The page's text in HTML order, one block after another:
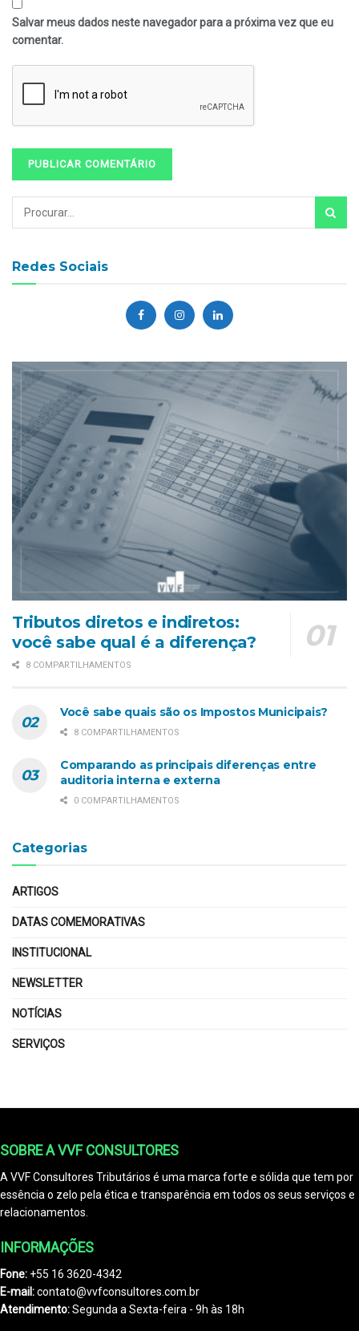
Salvar meus dados neste navegador para a próxima vez que eu
comentar.
Redes Sociais
Tributos diretos e indiretos:
você sabe qual é a diferença?
8 COMPARTILHAMENTOS
Você sabe quais são os Impostos Municipais?
8 COMPARTILHAMENTOS
Comparando as principais diferenças entre
auditoria interna e externa
0 COMPARTILHAMENTOS
Categorias
ARTIGOS
DATAS COMEMORATIVAS
INSTITUCIONAL
NEWSLETTER
NOTÍCIAS
SERVIÇOS
SOBRE A VVF CONSULTORES
A VVF Consultores Tributários é uma marca forte e sólida que tem por
essência o zelo pela ética e transparência em todos os seus serviços e
relacionamentos.
INFORMAÇÕES
Fone: +55 16 3620-4342
E-mail:contato@vvfconsultores.com.br
Atendimento:Segunda a Sexta-feira - 9h às 18h